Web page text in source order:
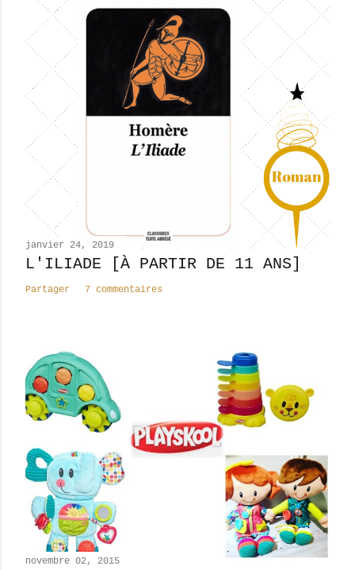
t
r
c
m
n
t
i
janvier 24, 2019
L'ILIADE [À PARTIR DE 11 ANS]
Partager 7 commentaires
novembre 02, 2015